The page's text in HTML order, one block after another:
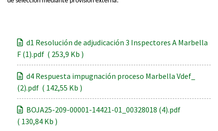
d1 Resolución de adjudicación 3 Inspectores A Marbella
F (1).pdf ( 253,9 Kb )
d4 Respuesta impugnación proceso Marbella Vdef_
(2).pdf ( 142,55 Kb )
BOJA25-209-00001-14421-01_00328018 (4).pdf
( 130,84 Kb )